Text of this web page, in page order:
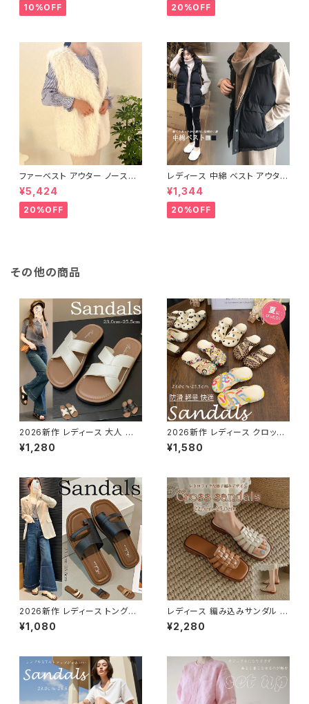
10%OFF 20%OFF
ファーベスト アウター ノースリ
ーブ ショート ベスト 防寒 厚手
ふわふわ ジレ 重ね着
¥5,424
20%OFF
レディース 中綿 ベスト アウター
ノースリーブ ショートベスト 防
寒 軽量 キルティング
¥1,344
20%OFF
その他の商品
2026新作 レディース 大人 軽
量 ぺたんこ 歩きやすい 疲れな
い おしゃれ アウトドア 通勤 美
¥1,280
2026新作 レディース クロッグ
サンダル スリッパ 靴 シューズ
ベランダ 軽量 アウトドア カジュ
¥1,580
2026新作 レディース トングサ
ンダル フラットサンダル ローヒ
ールサンダル 履きやすい
¥1,080
レディース 編み込みサンダル ミ
ュール レザー調 ストラップ フラ
ットサンダル
¥2,280